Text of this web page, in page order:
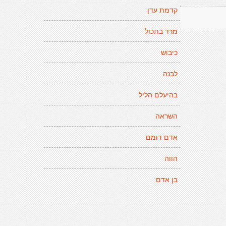
קדמת עדן
מרד בתכול
כיבוש
לבנה
בהיעלם הליל
השראה
אדם דומם
הווה
בן אדם